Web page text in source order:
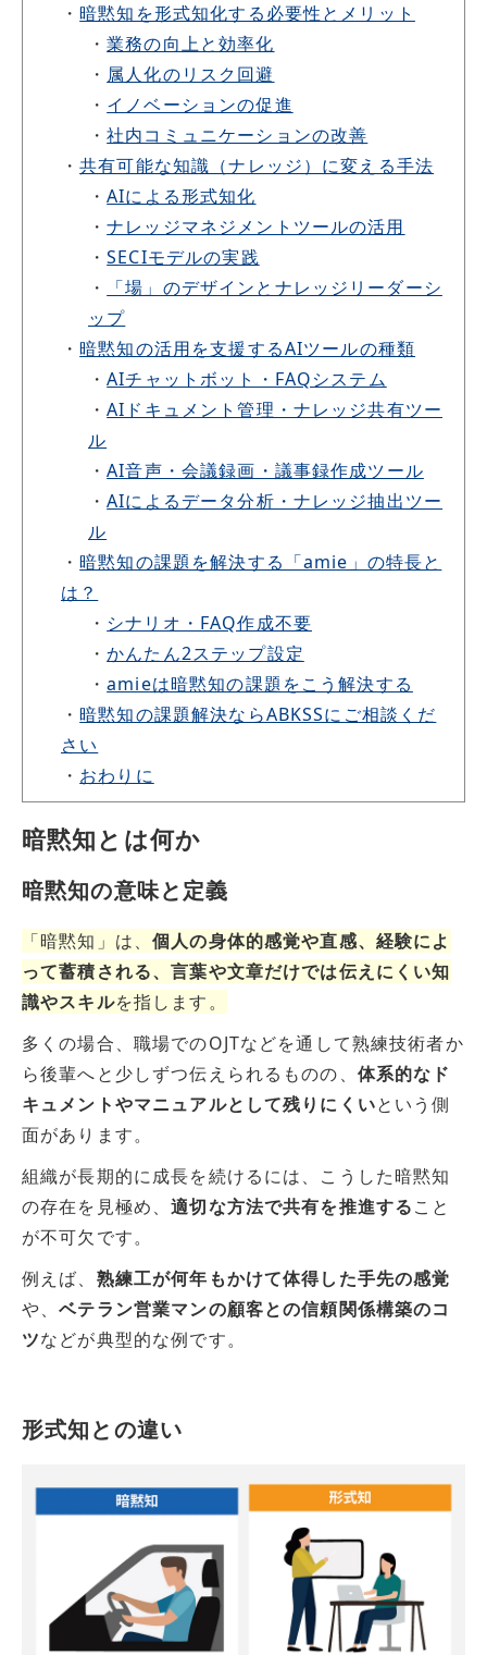
・暗黙知を形式知化する必要性とメリット
・業務の向上と効率化
・ 属人化のリスク回避
・ イノベーションの促進
・社内コミュニケーションの改善
・共有可能な知識（ナレッジ）に変える手法
・AIによる形式知化
・ナレッジマネジメントツールの活用
・SECIモデルの実践
・
「場」のデザインとナレッジリーダーシ
ップ
・暗黙知の活用を支援するAIツールの種類
・AIチャットボット・FAQシステム
・AIドキュメント管理・ナレッジ共有ツー
ル
・AI音声・会議録画・議事録作成ツール
・AIによるデータ分析・ナレッジ抽出ツー
ル
・暗黙知の課題を解決する「amie」の特長と
は？
・ シナリオ・FAQ作成不要
・かんたん2ステップ設定
・amieは暗黙知の課題をこう解決する
・暗黙知の課題解決ならABKSSにご相談くだ
さい
・ おわりに
暗黙知とは何か
暗黙知の意味と定義
「暗黙知」は、個人の身体的感覚や直感、経験によ
って蓄積される、言葉や文章だけでは伝えにくい知
識やスキルを指します。
多くの場合、職場でのOJTなどを通して熟練技術者か
ら後輩へと少しずつ伝えられるものの、 体系的なド
キュメントやマニュアルとして残りにくいという側
面があります。
組織が長期的に成長を続けるには、こうした暗黙知
の存在を見極め、適切な方法で共有を推進すること
が不可欠です。
例えば、 熟練工が何年もかけて体得した手先の感覚
や、ベテラン営業マンの顧客との信頼関係構築のコ
ツなどが典型的な例です。
形式知との違い